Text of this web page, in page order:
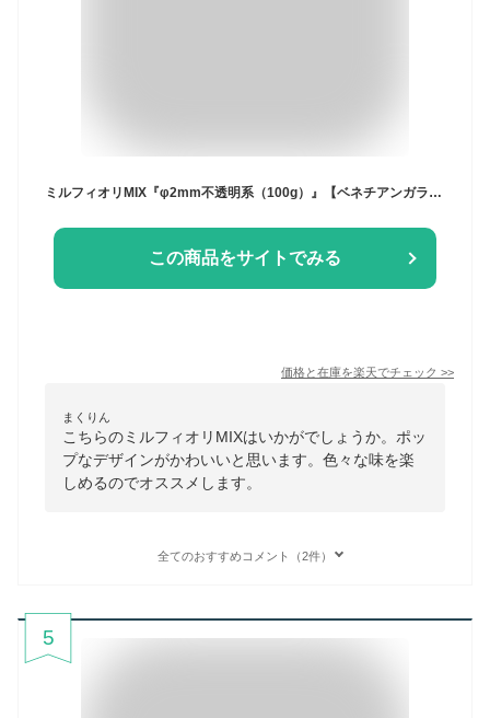
ミルフィオリMIX『φ2mm不透明系（100g）』【ベネチアンガラス イタリア ムラノ島 モレッティ ガラス 金太郎飴 千の花 フュージング 焼成】
この商品をサイトでみる
価格と在庫を楽天でチェック >>
まくりん
こちらのミルフィオリMIXはいかがでしょうか。ポッ
プなデザインがかわいいと思います。色々な味を楽
しめるのでオススメします。
全てのおすすめコメント（2件）
5